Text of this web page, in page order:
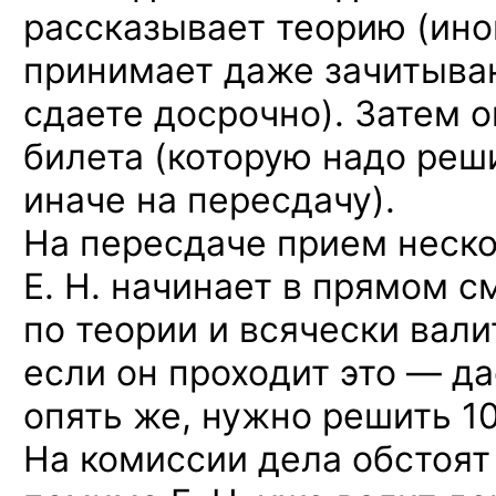
рассказывает теорию
принимает даже
сдаете досрочно). Затем
билета (которую надо
иначе на пересдачу).
На пересдаче прием
Е. Н. начинает в прямом
по теории и всячески
если он проходит это —
опять же, нужно решить
На комиссии дела